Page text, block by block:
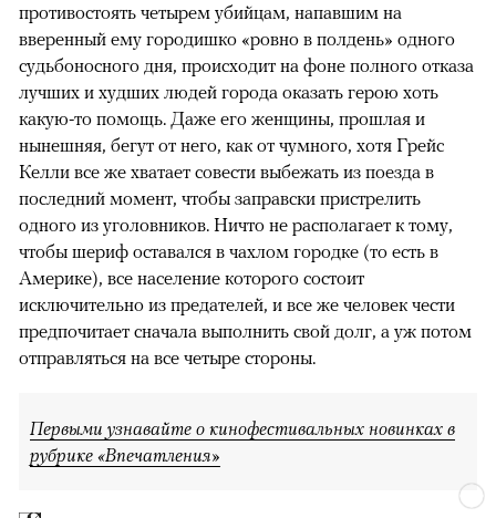
противостоять четырем убийцам, напавшим на
вверенный ему городишко «ровно в полдень» одного
судьбоносного дня, происходит на фоне полного отказа
лучших и худших людей города оказать герою хоть
какую-то помощь. Даже его женщины, прошлая и
нынешняя, бегут от него, как от чумного, хотя Грейс
Келли все же хватает совести выбежать из поезда в
последний момент, чтобы заправски пристрелить
одного из уголовников. Ничто не располагает к тому,
чтобы шериф оставался в чахлом городке (то есть в
Америке), все население которого состоит
исключительно из предателей, и все же человек чести
предпочитает сначала выполнить свой долг, а уж потом
отправляться на все четыре стороны.
Первыми узнавайте о кинофестивальных новинках в
рубрике «Впечатления»